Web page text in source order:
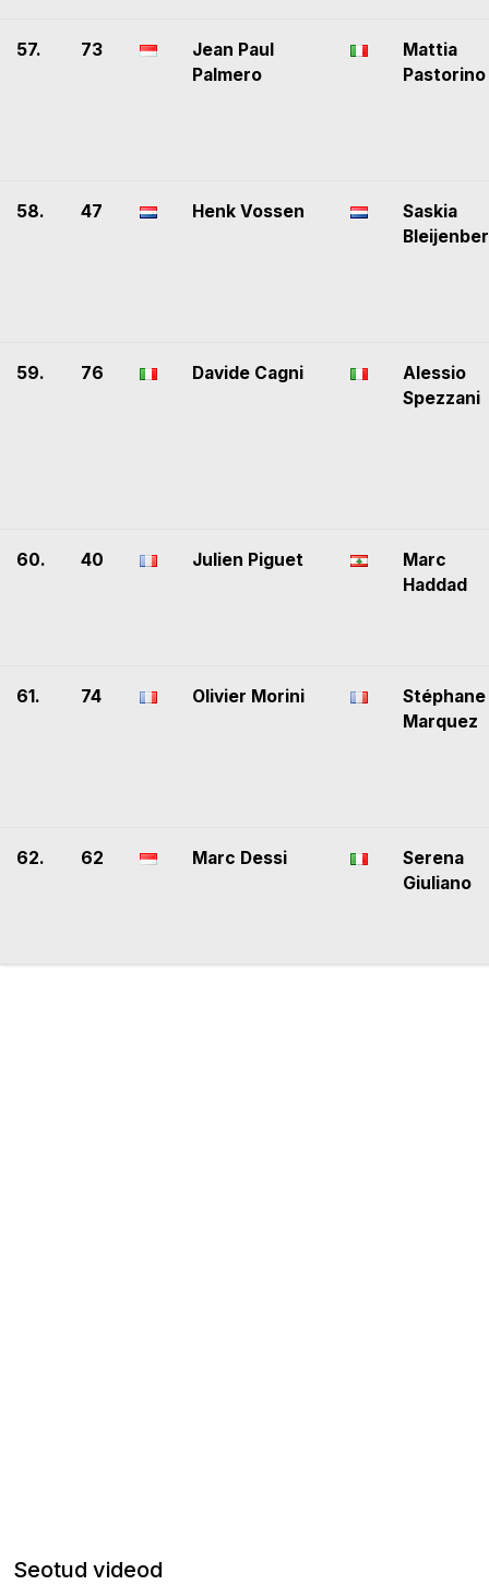
57. 73
Jean Paul
Palmero
Mattia
Pastorino
58. 47 Henk Vossen
Saskia
59. 76 Davide Cagni
Alessio
Spezzani
60. 40 Julien Piguet
Marc
Haddad
61. 74 Olivier Morini
Stéphane
Marquez
62. 62 Marc Dessi
Serena
Giuliano
Seotud videod